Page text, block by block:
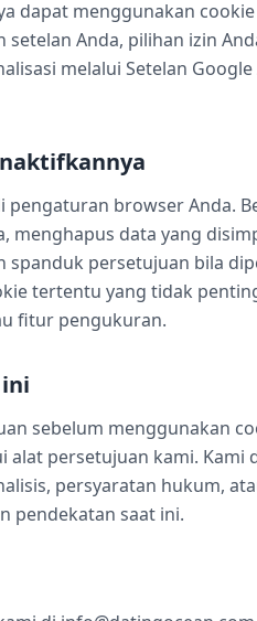
dapat menggunakan
Anda, pilihan izin
melalui Setelan
browser Anda.
menghapus data yang
spanduk persetujuan bila
tertentu yang tidak
fitur pengukuran.
sebelum menggunakan
persetujuan kami. Kami
persyaratan hukum,
pendekatan saat ini.